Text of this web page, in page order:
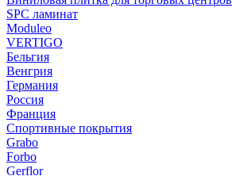
SPC ламинат
Moduleo
VERTIGO
Бельгия
Венгрия
Германия
Россия
Франция
Спортивные покрытия
Grabo
Forbo
Gerflor